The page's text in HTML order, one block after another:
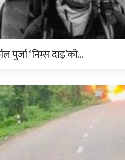
पुर्जा ‘निम्स दाइ’को…